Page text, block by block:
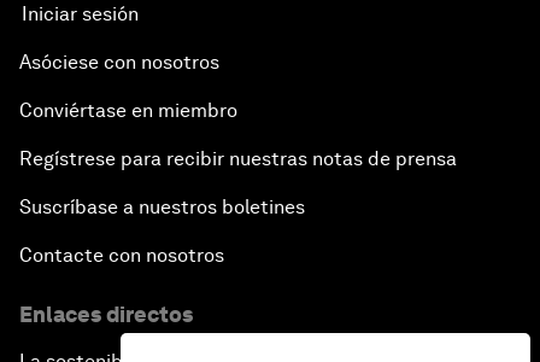
Iniciar sesión
Asóciese con nosotros
Conviértase en miembro
Regístrese para recibir nuestras notas de prensa
Suscríbase a nuestros boletines
Contacte con nosotros
Enlaces directos